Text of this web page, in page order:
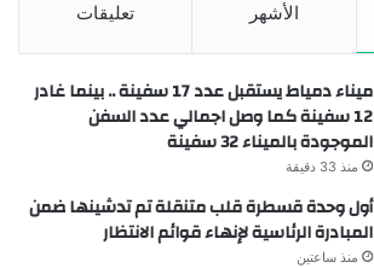
الأشهر تعليقات
ميناء دمياط يستقبل عدد 17 سفينة .. بينما غادر
12 سفينة كما وصل اجمالي عدد السفن
الموجودة بالميناء 32 سفينة
منذ 33 دقيقة
أول وحدة قسطرة قلب متنقلة تم تدشينها ضمن
المبادرة الرئاسية لإنهاء قوائم الانتظار
منذ ساعتين